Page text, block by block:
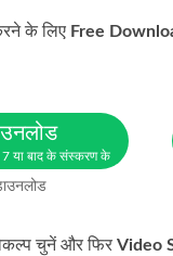
के लिए Free
या बाद के संस्करण के
चुनें और फिर Video